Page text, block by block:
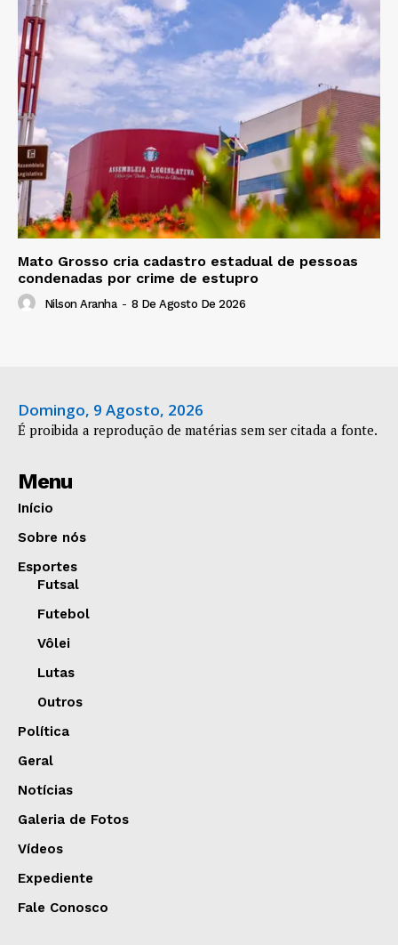
Mato Grosso cria cadastro estadual de pessoas
condenadas por crime de estupro
Nilson Aranha - 8 De Agosto De 2026
Domingo, 9 Agosto, 2026
É proibida a reprodução de matérias sem ser citada a fonte.
Menu
Início
Sobre nós
Esportes
Futsal
Futebol
Vôlei
Lutas
Outros
Política
Geral
Notícias
Galeria de Fotos
Vídeos
Expediente
Fale Conosco